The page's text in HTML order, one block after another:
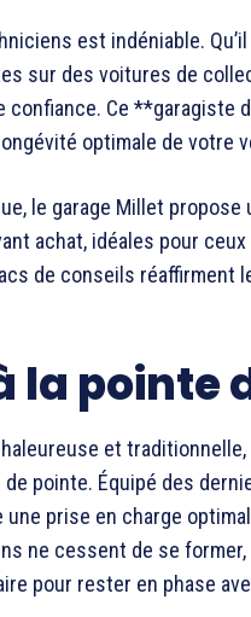
est indéniable. Qu’il
sur des voitures de
Ce **garagiste
optimale de votre
le garage Millet
achat, idéales pour
de conseils réaffirment
la pointe
et traditionnelle,
pointe. Équipé des
une prise en charge
ne cessent de se
pour rester en phase